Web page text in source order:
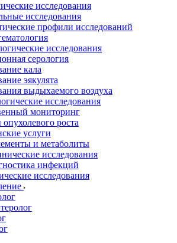
исследования
исследования
профили исследований
исследования
серология
кала
эякулята
выдыхаемого воздуха
исследования
мониторинг
роста
услуги
и метаболиты
исследования
инфекций
исследования